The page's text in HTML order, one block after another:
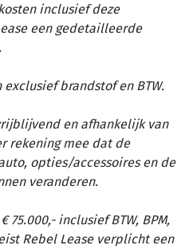
inclusief deze
een gedetailleerde
brandstof en BTW.
en afhankelijk van
rekening mee dat de
opties/accessoires en de
veranderen.
75.000,- inclusief BTW, BPM,
Rebel Lease verplicht een